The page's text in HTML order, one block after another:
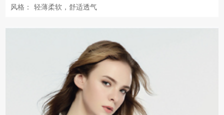
风格： 轻薄柔软，舒适透气